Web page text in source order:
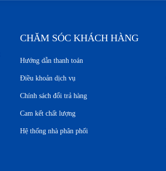
CHĂM SÓC KHÁCH HÀNG
Hướng dẫn thanh toán
Điều khoản dịch vụ
Chính sách đổi trả hàng
Cam kết chất lượng
Hệ thống nhà phân phối